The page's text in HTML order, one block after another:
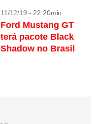
11/12/19 - 22:20min
Ford Mustang GT
terá pacote Black
Shadow no Brasil